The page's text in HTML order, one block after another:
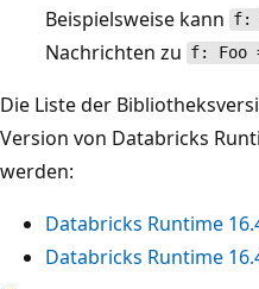
Beispielsweise kann f:
Nachrichten zu f: Foo
Die Liste der
Version von Databricks
werden:
Databricks Runtime
Databricks Runtime